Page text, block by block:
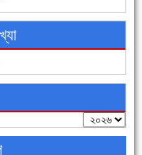
১ জন গ্রেফতার